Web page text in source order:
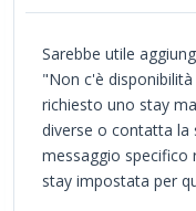
Sarebbe utile
"Non c'è
richiesto uno stay
diverse o contatta la
messaggio specifico
stay impostata per